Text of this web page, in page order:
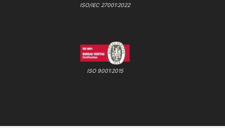
ISO/IEC 27001:2022
ISO 9001:2015